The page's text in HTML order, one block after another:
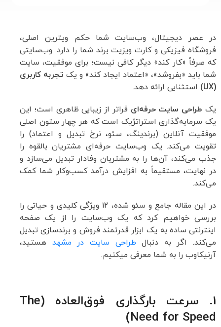
در عصر دیجیتال، وب‌سایت شما حکم ویترین اصلی،
فروشگاه فیزیکی و کارت ویزیت برند شما را دارد. وب‌سایتی
که صرفاً «کار کند» دیگر کافی نیست؛ برای موفقیت، سایت
شما باید «بفروشد»، «اعتماد ایجاد کند» و یک تجربه کاربری
(UX)
استثنایی ارائه دهد.
یک طراحی سایت حرفه‌ای فراتر از زیبایی ظاهری است؛ این
یک سرمایه‌گذاری استراتژیک است که هر چهار ستون اصلی
موفقیت آنلاین (برندینگ، سئو، نرخ تبدیل و اعتماد) را
تقویت می‌کند. یک وب‌سایت حرفه‌ای مشتریان بالقوه را
جذب می‌کند، آن‌ها را به مشتریان وفادار تبدیل می‌سازد و
در نهایت، مستقیماً به افزایش درآمد کسب‌وکار شما کمک
می‌کند.
در این مقاله جامع و سئو شده، ۱۲ ویژگی کلیدی و حیاتی را
بررسی خواهیم کرد که یک وب‌سایت را از یک صفحه
اینترنتی ساده به یک ابزار قدرتمند فروش و برندسازی تبدیل
می‌کند. اگر به دنبال طراحی سایت در مشهد هستید،
آرنیکاوب را به شما معرفی میکنیم.
۱. سرعت بارگذاری فوق‌العاده (The
Need for Speed)